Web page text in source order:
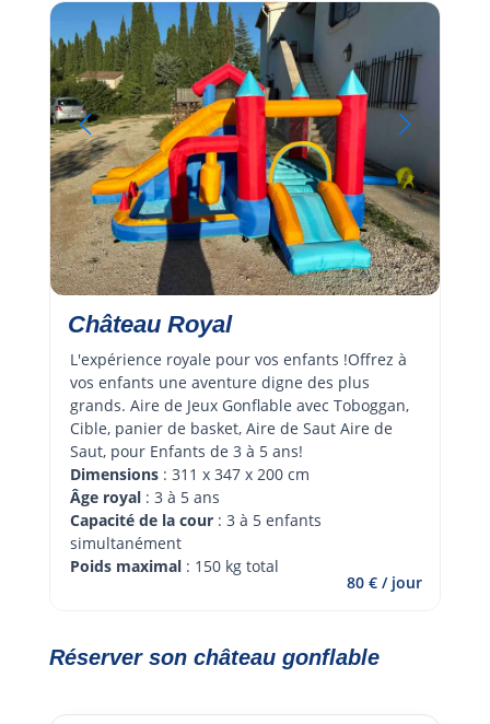
Château Royal
L'expérience royale pour vos enfants !Offrez à
vos enfants une aventure digne des plus
grands. Aire de Jeux Gonflable avec Toboggan,
Cible, panier de basket, Aire de Saut Aire de
Saut, pour Enfants de 3 à 5 ans!
Dimensions : 311 x 347 x 200 cm
Âge royal : 3 à 5 ans
Capacité de la cour : 3 à 5 enfants
simultanément
Poids maximal : 150 kg total
80 € / jour
Réserver son château gonflable